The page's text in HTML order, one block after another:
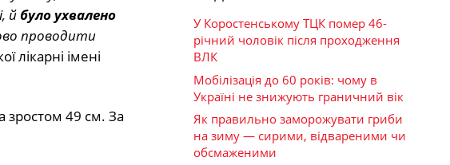
й було ухвалено
проводити
лікарні імені
зростом 49 см. За
У Коростенському ТЦК помер 46-
річний чоловік після проходження
ВЛК
Мобілізація до 60 років: чому в
Україні не знижують граничний вік
Як правильно заморожувати гриби
на зиму — сирими, відвареними чи
обсмаженими